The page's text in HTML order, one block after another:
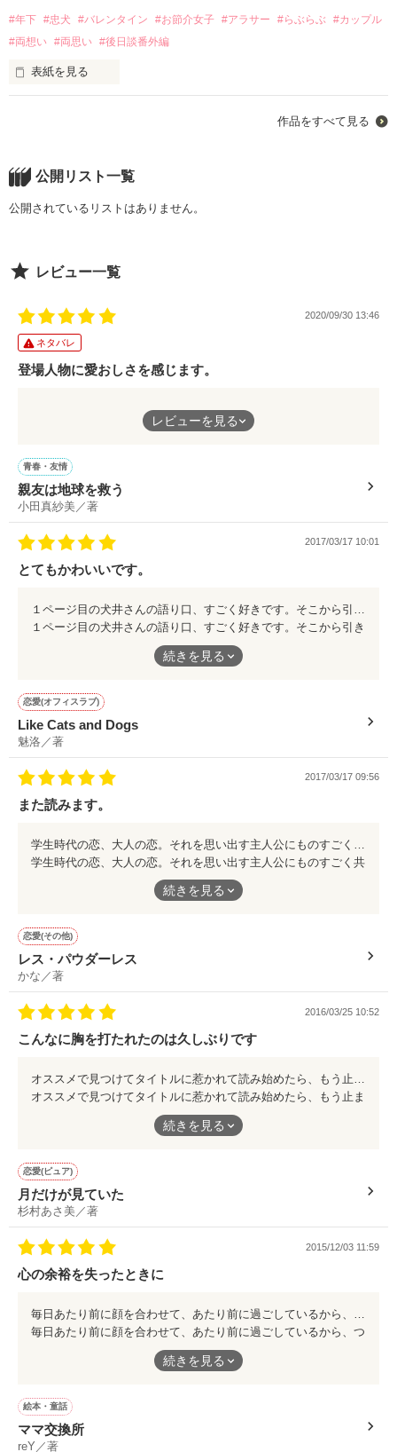
★☆★
#年下 #忠犬 #バレンタイン #お節介女子 #アラサー #らぶらぶ #カップル
#両想い #両思い #後日談番外編
表紙を見る
『かわいいイケメン、拾いました』の主人公二人の後日談で
この二人の物語をハッピーに締めくくるには、
本編をご覧になった方はお気づきになるかもしれませんが、
翔太のお兄さんたちのことですね。
そして咲良と翔太は本当のハッピーエンドにたどり着けるので
楢木翔太（27歳）：少年野球チームのコーチ兼野球グッズショ
ップ販売員
2015.05.19
作品をすべて見る
公開リスト一覧
公開されているリストはありません。
レビュー一覧
2020/09/30 13:46
ネタバレ
登場人物に愛おしさを感じます。
それぞれに魅力的なキャラばかりで、テンポがよく、とても楽し
戦隊ヒーローたちも意外に人間くさくて、愛らしさを感じます。
（フィクション、ノンフィクションの世界を含め）世界を支えて
いるのは、きっとそういう普通の人たちなんだろうなぁと思わさ
れます。
美音ちゃんに幸せになってほしいな～と思いながら読みました
くんにいはもったいなかったですね。湊くんが彼女想いで素敵で
す。
レビューを見る
青春・友情
親友は地球を救う
小田真紗美／著
2017/03/17 10:01
とてもかわいいです。
１ページ目の犬井さんの語り口、すごく好きです。そこから引き
込まれて、一緒に犬井さんの気持ちになって猿渡くんに振り回さ
れていました。犬猿の仲、といいつつかわいらしい二人のやりと
続きを見る
恋愛(オフィスラブ)
Like Cats and Dogs
魅洛／著
2017/03/17 09:56
また読みます。
学生時代の恋、大人の恋。それを思い出す主人公にものすごく共
感しました。そうだった、私もそんな恋をしていた。それをとて
もみずみずしく思い出します。表現力が秀逸で胸にいろいろな感
しくて温かな気持ちになれました。
続きを見る
恋愛(その他)
レス・パウダーレス
かな／著
2016/03/25 10:52
こんなに胸を打たれたのは久しぶりです
オススメで見つけてタイトルに惹かれて読み始めたら、もう止まらなくなりました。 自分に愛情を向けてくれる主任からのプロポーズを、いきなり断るところから始まります。 どうして？ 主任のことを好きじゃないの？ そんな疑問をひもとくように、葉子さんの過去が徐々に明らかになっていきます。 大切な存在を忘れたくないから、という気持ちが心の枷になっていたのを、 その大切な人は気づいてくれていて……。 深みのある文章表現に何度も胸を打たれました。感情移入して泣いてしまいましたが、結末にホッとしました。
オススメで見つけてタイトルに惹かれて読み始めたら、もう止ま
るところから始まります。
どうして？ 主任のことを好きじゃないの？
そんな疑問をひもとくように、葉子さんの過去が徐々に明らかに
なっていきます。
大切な存在を忘れたくないから、という気持ちが心の枷になって
いたのを、
深みのある文章表現に何度も胸を打たれました。感情移入して泣
続きを見る
恋愛(ピュア)
月だけが見ていた
杉村あさ美／著
2015/12/03 11:59
心の余裕を失ったときに
毎日あたり前に顔を合わせて、あたり前に過ごしているから、ついついキツイことを言ってしまう。うるさく急かしてしまう。 ママさんにはあるあるではないでしょうか。 子どものいてるママさんに、心の余裕を失ったとき、読んでもらいたいなぁと思います。 泣かないぞ！ と思ってたのに、泣きました。今日は子どもにやさしくできそうです（今日だけかい！ という突っ込みはナシでお願いします（笑））。 心に余裕を失ったときはまた読みに来ます。
毎日あたり前に顔を合わせて、あたり前に過ごしているから、つ
いついキツイことを言ってしまう。うるさく急かしてしまう。
子どものいてるママさんに、心の余裕を失ったとき、読んでもら
いたいなぁと思います。
続きを見る
絵本・童話
ママ交換所
reY／著